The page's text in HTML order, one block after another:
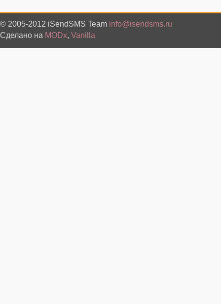
© 2005-2012 iSendSMS Team info@isendsms.ru
Сделано на MODx, Vanilla